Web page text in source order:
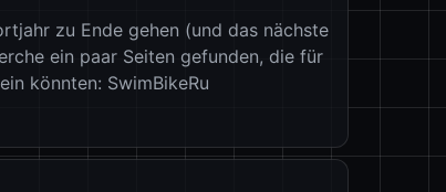
zu Ende gehen (und das nächste
ein paar Seiten gefunden, die für
könnten: SwimBikeRu